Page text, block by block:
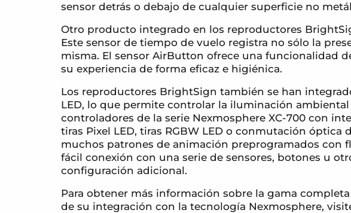
sensor detrás o debajo de cualquier superficie no
Otro producto integrado en los reproductores
Este sensor de tiempo de vuelo registra no sólo la
misma. El sensor AirButton ofrece una funcionalidad
su experiencia de forma eficaz e higiénica.
Los reproductores BrightSign también se han
LED, lo que permite controlar la iluminación
controladores de la serie Nexmosphere XC-700 con
tiras Pixel LED, tiras RGBW LED o conmutación
muchos patrones de animación preprogramados con
fácil conexión con una serie de sensores, botones u
configuración adicional.
Para obtener más información sobre la gama
de su integración con la tecnología Nexmosphere,